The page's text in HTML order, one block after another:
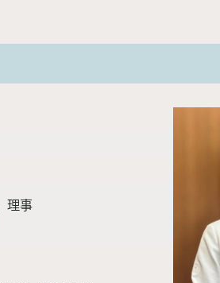
理事